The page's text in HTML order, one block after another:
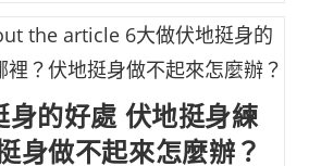
身的好處 伏地挺身練
身做不起來怎麼辦？